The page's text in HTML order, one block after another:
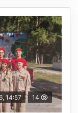
14:57 14